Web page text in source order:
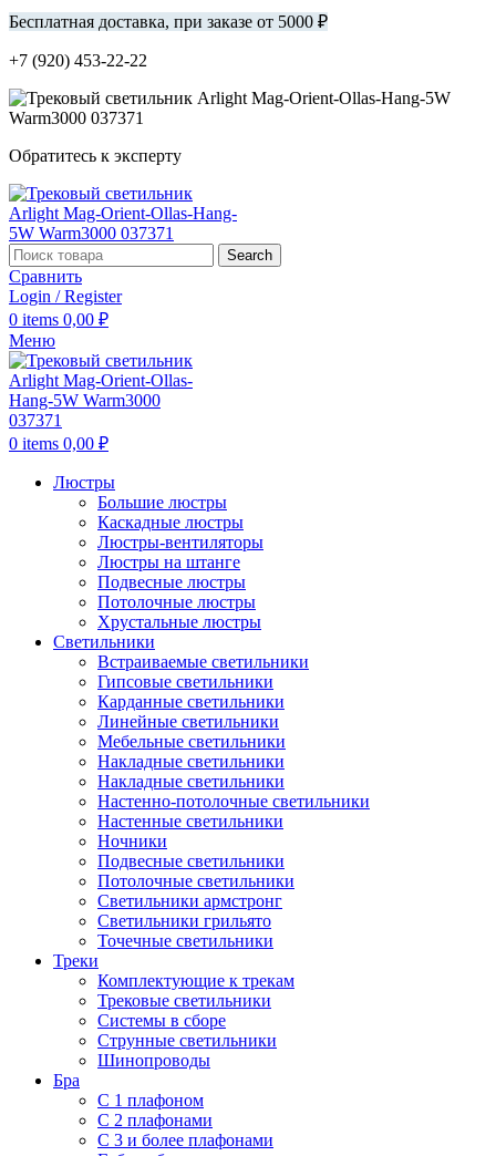
Бесплатная доставка, при заказе от 5000 ₽
+7 (920) 453-22-22
Обратитесь к эксперту
Search
Сравнить
Login / Register
0 items 0,00 ₽
Меню
0 items 0,00 ₽
Люстры
Большие люстры
Каскадные люстры
Люстры-вентиляторы
Люстры на штанге
Подвесные люстры
Потолочные люстры
Хрустальные люстры
Светильники
Встраиваемые светильники
Гипсовые светильники
Карданные светильники
Линейные светильники
Мебельные светильники
Накладные светильники
Накладные светильники
Настенно-потолочные светильники
Настенные светильники
Ночники
Подвесные светильники
Потолочные светильники
Светильники армстронг
Светильники грильято
Точечные светильники
Треки
Комплектующие к трекам
Трековые светильники
Системы в сборе
Струнные светильники
Шинопроводы
Бра
С 1 плафоном
С 2 плафонами
С 3 и более плафонами